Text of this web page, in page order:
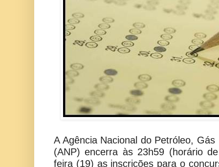
A Agência Nacional do Petróleo,
(ANP) encerra às 23h59 (horário
feira (19) as inscrições para o